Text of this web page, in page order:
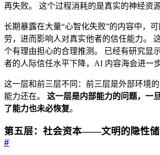
再失败。 这个过程消耗的是真实的神经资源
长期暴露在大量“心智化失败”的内容中，
劳，进而影响人对真实他者的信任能力。
个有理由担心的合理推测。 已经有研究显
者的人际信任水平下降，AI 内容海会进一
这一层和前三层不同：前三层是外部环境
能力还在。 这一层是内部能力的问题，一
了能力也未必恢复。
第五层：社会资本——文明的隐性
#